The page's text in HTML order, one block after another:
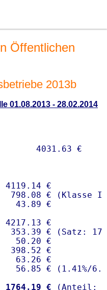
Öffentlichen
2013b
01.08.2013 - 28.02.2014
€
€ (Klasse I)
43.89 €
€
353.39 € (Satz:
50.20 €
398.52 €
63.26 €
56.85 € ( 1.41%/
1764.19 €